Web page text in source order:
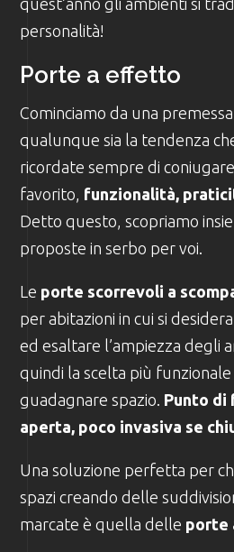
personalità!
Porte a effetto
Cominciamo da una
qualunque sia la tendenza
ricordate sempre di
favorito, funzionalità,
Detto questo, scopriamo
proposte in serbo per voi.
Le porte scorrevoli a
per abitazioni in cui si
ed esaltare l’ampiezza degli
quindi la scelta più
guadagnare spazio. Punto di
aperta, poco invasiva se
Una soluzione perfetta per
spazi creando delle
marcate è quella delle porte